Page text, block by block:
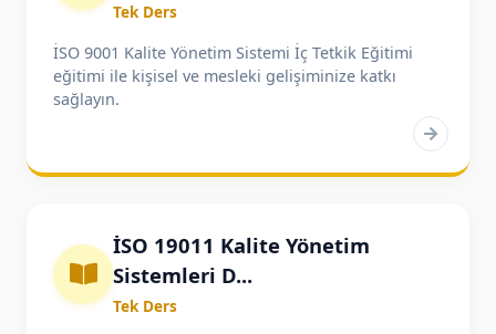
Tek Ders
İSO 9001 Kalite Yönetim Sistemi İç Tetkik Eğitimi
eğitimi ile kişisel ve mesleki gelişiminize katkı
sağlayın.
İSO 19011 Kalite Yönetim
Sistemleri D...
Tek Ders